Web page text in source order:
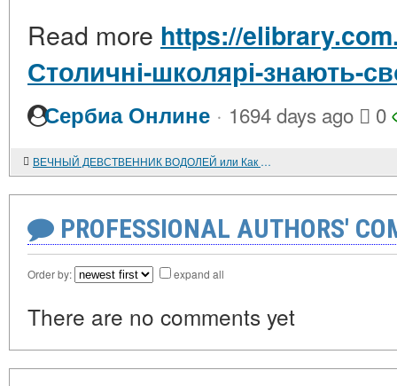
Read more https://
Столичні-школярі-знають-
Сербиа Онлине · 1694 days ago 0
ВЕЧНЫЙ ДЕВСТВЕННИК ВОДОЛЕЙ или Как соблазнить тот или иной знак зодиака
PROFESSIONAL AUTHORS'
Order by: expand all
There are no comments yet